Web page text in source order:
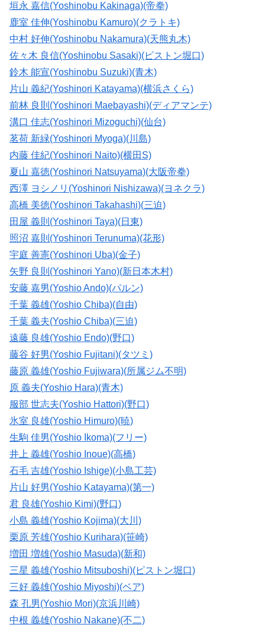
垣永 嘉信(Yoshinobu Kakinaga)(帝拳)
鹿室 佳伸(Yoshinobu Kamuro)(クラトキ)
中村 好伸(Yoshinobu Nakamura)(天熊丸木)
佐々木 良信(Yoshinobu Sasaki)(ピストン堀口)
鈴木 能宣(Yoshinobu Suzuki)(青木)
片山 義紀(Yoshinori Katayama)(横浜さくら)
前林 良則(Yoshinori Maebayashi)(ディアマンテ)
溝口 佳志(Yoshinori Mizoguchi)(仙台)
茗荷 新緑(Yoshinori Myoga)(川島)
内藤 佳紀(Yoshinori Naito)(横田S)
夏山 嘉徳(Yoshinori Natsuyama)(大阪帝拳)
西澤 ヨシノリ(Yoshinori Nishizawa)(ヨネクラ)
高橋 美徳(Yoshinori Takahashi)(三迫)
田屋 義則(Yoshinori Taya)(日東)
照沼 嘉則(Yoshinori Terunuma)(花形)
宇庭 善憲(Yoshinori Uba)(金子)
矢野 良則(Yoshinori Yano)(新日本木村)
安藤 嘉男(Yoshio Ando)(パルン)
千葉 義雄(Yoshio Chiba)(自由)
千葉 義夫(Yoshio Chiba)(三迫)
遠藤 良雄(Yoshio Endo)(野口)
藤谷 好男(Yoshio Fujitani)(タツミ)
藤原 義雄(Yoshio Fujiwara)(所属ジム不明)
原 義夫(Yoshio Hara)(青木)
服部 世志夫(Yoshio Hattori)(野口)
氷室 良雄(Yoshio Himuro)(暁)
生駒 佳男(Yoshio Ikoma)(フリー)
井上 義雄(Yoshio Inoue)(高橋)
石毛 吉雄(Yoshio Ishige)(小島工芸)
片山 好男(Yoshio Katayama)(第一)
君 良雄(Yoshio Kimi)(野口)
小島 義雄(Yoshio Kojima)(大川)
栗原 芳雄(Yoshio Kurihara)(笹崎)
増田 増雄(Yoshio Masuda)(新和)
三星 義雄(Yoshio Mitsuboshi)(ピストン堀口)
三好 義雄(Yoshio Miyoshi)(ベア)
森 孔男(Yoshio Mori)(京浜川崎)
中根 義雄(Yoshio Nakane)(不二)